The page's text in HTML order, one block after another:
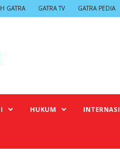
GATRA GATRA TV GATRA PEDIA
HUKUM